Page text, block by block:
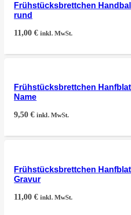
Frühstücksbrettchen
rund
11,00€ inkl. MwSt.
Frühstücksbrettchen
Name
9,50€ inkl. MwSt.
Frühstücksbrettchen
Gravur
11,00€ inkl. MwSt.